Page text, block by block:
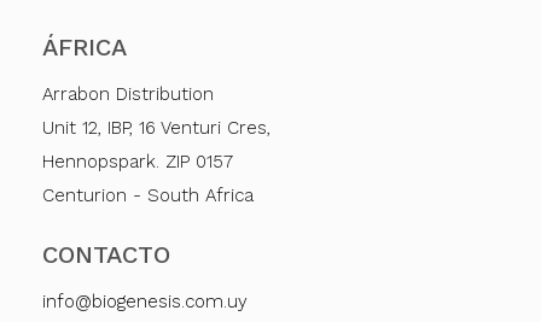
ÁFRICA
Arrabon Distribution
Unit 12, IBP, 16 Venturi Cres,
Hennopspark. ZIP 0157
Centurion - South Africa
CONTACTO
info@biogenesis.com.uy